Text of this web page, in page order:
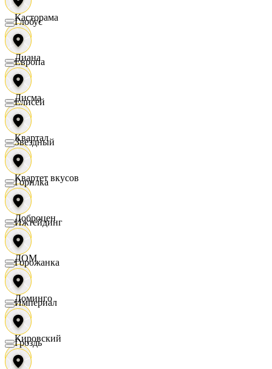
Касторама
Диана
Дисма
Квартал
Квартет вкусов
Доброцен
ДОМ
Доминго
Кировский
Глобус
Европа
Елисей
Звездный
Горилка
Ижтейдинг
Горожанка
Империал
Гроздь